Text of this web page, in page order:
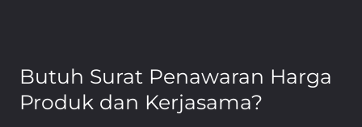
Butuh Surat Penawaran Harga
Produk dan Kerjasama?